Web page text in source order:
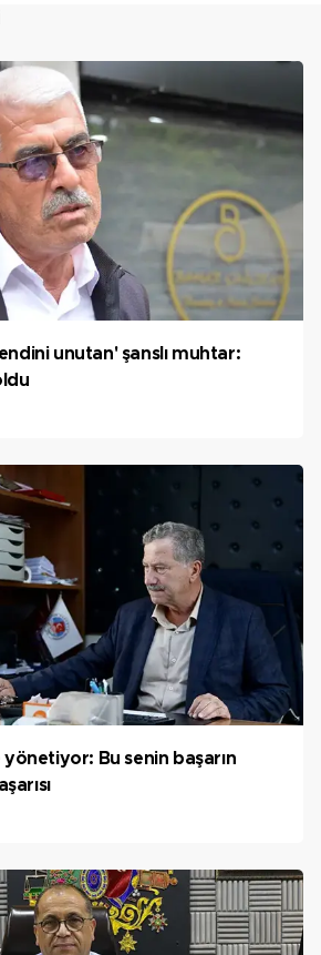
unutan' şanslı muhtar:
Bu senin başarın